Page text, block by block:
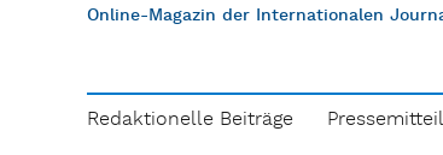
Online-Magazin der Internationalen
Redaktionelle Beiträge